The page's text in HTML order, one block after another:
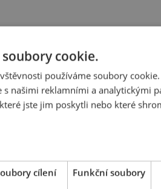
cookie.
používáme soubory
našimi reklamními a analytickými
jste jim poskytli nebo které
cílení Funkční soubory